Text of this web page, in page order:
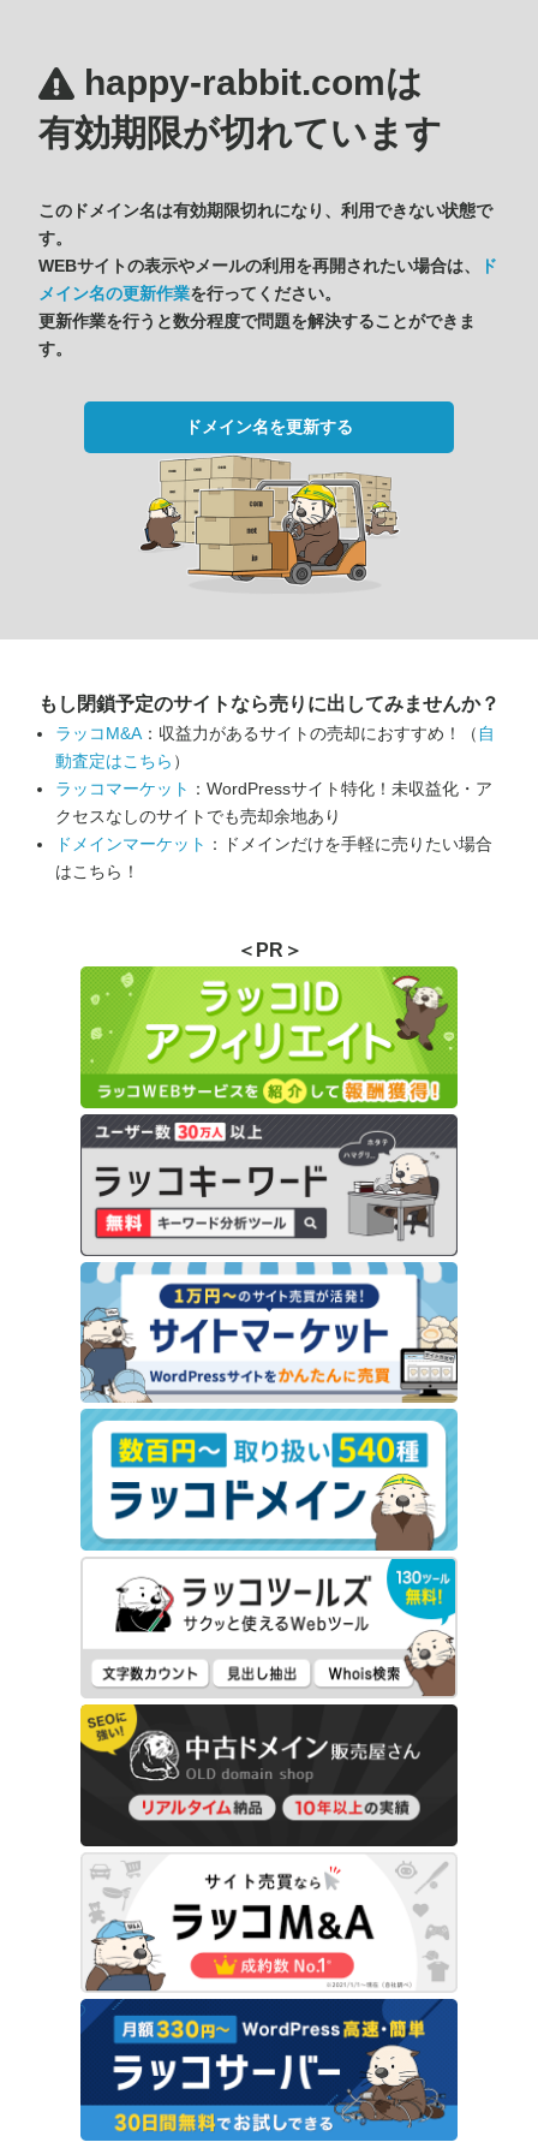
happy-rabbit.comは
有効期限が切れています
このドメイン名は有効期限切れになり、利用できない状態で
す。
WEBサイトの表示やメールの利用を再開されたい場合は、
ド
メイン名の更新作業を行ってください。
更新作業を行うと数分程度で問題を解決することができま
す。
ドメイン名を更新する
もし閉鎖予定のサイトなら売りに出してみませんか？
ラッコM&A ：収益力があるサイトの売却におすすめ！（ 自
動査定はこちら ）
ラッコマーケット ：WordPressサイト特化！未収益化・ア
クセスなしのサイトでも売却余地あり
ドメインマーケット ：ドメインだけを手軽に売りたい場合
はこちら！
＜PR＞